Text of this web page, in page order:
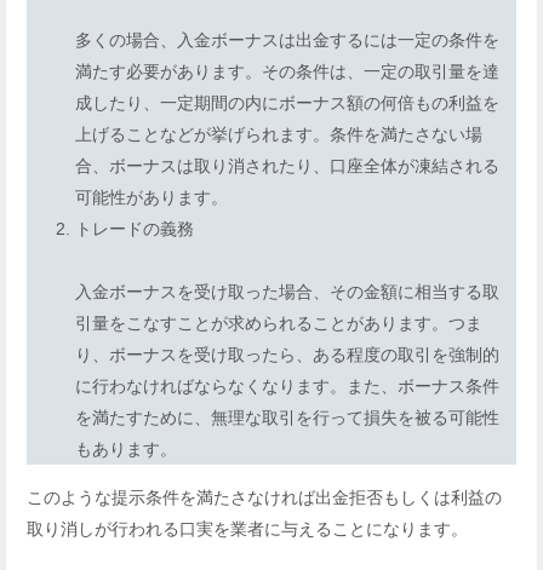
多くの場合、入金ボーナスは出金するには一定の条件を
満たす必要があります。その条件は、一定の取引量を達
成したり、一定期間の内にボーナス額の何倍もの利益を
上げることなどが挙げられます。条件を満たさない場
合、ボーナスは取り消されたり、口座全体が凍結される
可能性があります。
トレードの義務
入金ボーナスを受け取った場合、その金額に相当する取
引量をこなすことが求められることがあります。つま
り、ボーナスを受け取ったら、ある程度の取引を強制的
に行わなければならなくなります。また、ボーナス条件
を満たすために、無理な取引を行って損失を被る可能性
もあります。
このような提示条件を満たさなければ出金拒否もしくは利益の
取り消しが行われる口実を業者に与えることになります。